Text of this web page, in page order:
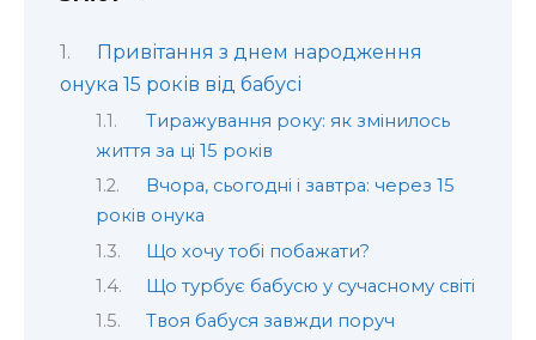
Привітання з днем народження
онука 15 років від бабусі
Тиражування року: як змінилось
життя за ці 15 років
Вчора, сьогодні і завтра: через 15
років онука
Що хочу тобі побажати?
Що турбує бабусю у сучасному світі
Твоя бабуся завжди поруч